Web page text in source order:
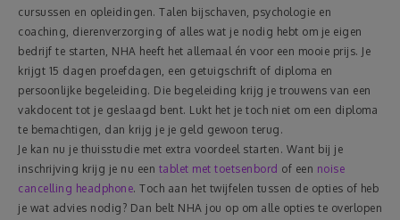
Mode & Verzorging
Korting
cursussen en opleidingen. Talen bijschaven, psychologie en
coaching, dierenverzorging of alles wat je nodig hebt om je eigen
bedrijf te starten, NHA heeft het allemaal én voor een mooie prijs. Je
krijgt 15 dagen proefdagen, een getuigschrift of diploma en
persoonlijke begeleiding. Die begeleiding krijg je trouwens van een
vakdocent tot je geslaagd bent. Lukt het je toch niet om een diploma
te bemachtigen, dan krijg je je geld gewoon terug.
Je kan nu je thuisstudie met extra voordeel starten. Want bij je
inschrijving krijg je nu een tablet met toetsenbord of een noise
cancelling headphone. Toch aan het twijfelen tussen de opties of heb
je wat advies nodig? Dan belt NHA jou op om alle opties te overlopen